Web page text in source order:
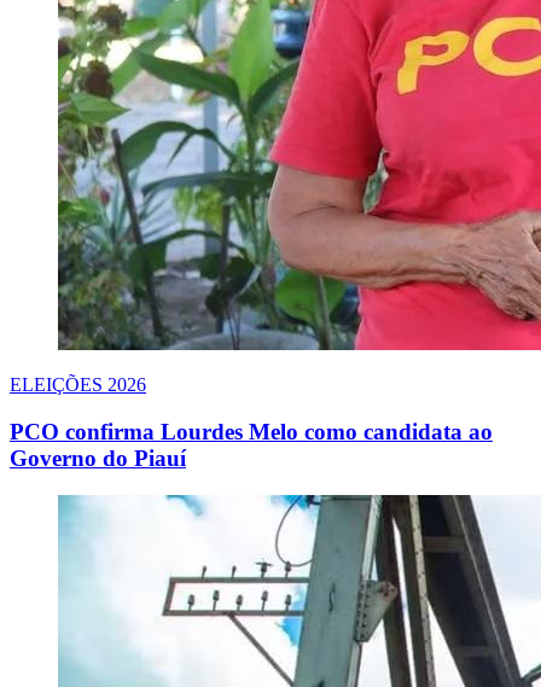
ELEIÇÕES 2026
PCO confirma Lourdes Melo como candidata ao
Governo do Piauí